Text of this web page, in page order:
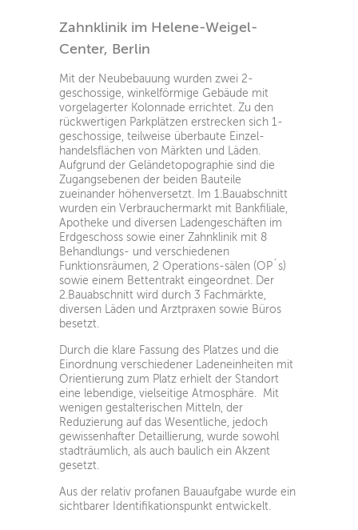
Zahnklinik im Helene-Weigel-
Center, Berlin
Mit der Neubebauung wurden zwei 2-
geschossige, winkelförmige Gebäude mit
vorgelagerter Kolonnade errichtet. Zu den
rückwertigen Parkplätzen erstrecken sich 1-
geschossige, teilweise überbaute Einzel-
handelsflächen von Märkten und Läden.
Aufgrund der Geländetopographie sind die
Zugangsebenen der beiden Bauteile
zueinander höhenversetzt. Im 1.Bauabschnitt
wurden ein Verbrauchermarkt mit Bankfiliale,
Apotheke und diversen Ladengeschäften im
Erdgeschoss sowie einer Zahnklinik mit 8
Behandlungs- und verschiedenen
Funktionsräumen, 2 Operations-sälen (OP´s)
sowie einem Bettentrakt eingeordnet. Der
2.Bauabschnitt wird durch 3 Fachmärkte,
diversen Läden und Arztpraxen sowie Büros
besetzt.
Durch die klare Fassung des Platzes und die
Einordnung verschiedener Ladeneinheiten mit
Orientierung zum Platz erhielt der Standort
eine lebendige, vielseitige Atmosphäre. Mit
wenigen gestalterischen Mitteln, der
Reduzierung auf das Wesentliche, jedoch
gewissenhafter Detaillierung, wurde sowohl
stadträumlich, als auch baulich ein Akzent
gesetzt.
Aus der relativ profanen Bauaufgabe wurde ein
sichtbarer Identifikationspunkt entwickelt.